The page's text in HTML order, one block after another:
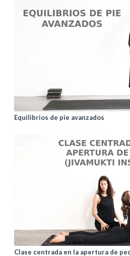
Equilibrios de pie avanzados
Clase centrada en la apertura de